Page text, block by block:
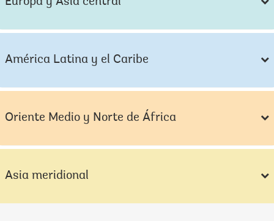
América Latina y el Caribe
Oriente Medio y Norte de África
Asia meridional